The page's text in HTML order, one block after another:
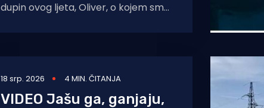
dupin ovog ljeta, Oliver, o kojem smo
ekskluzivne snimke profesionalnog
18 srp. 2026 4 MIN. ČITANJA
VIDEO Jašu ga, ganjaju,